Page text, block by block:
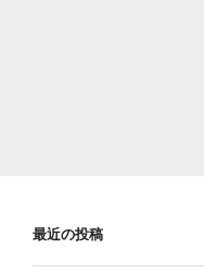
最近の投稿